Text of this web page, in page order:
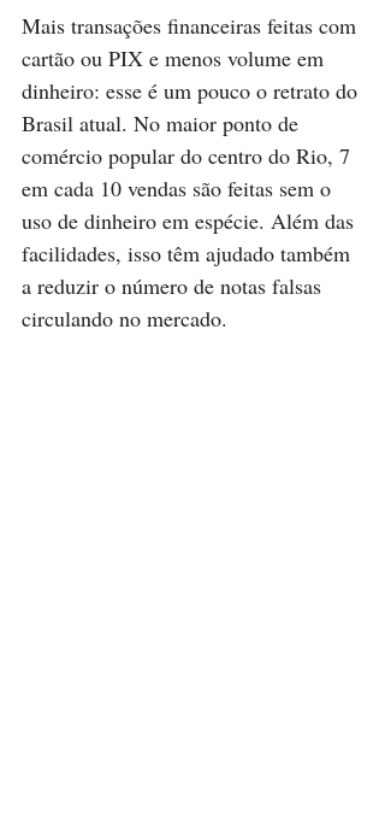
Mais transações financeiras feitas com
cartão ou PIX e menos volume em
dinheiro: esse é um pouco o retrato do
Brasil atual. No maior ponto de
comércio popular do centro do Rio, 7
em cada 10 vendas são feitas sem o
uso de dinheiro em espécie. Além das
facilidades, isso têm ajudado também
a reduzir o número de notas falsas
circulando no mercado.